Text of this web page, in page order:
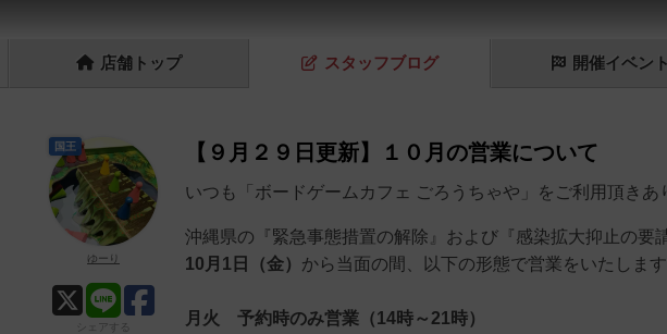
店舗 トップ スタッフブログ 開催イベント
【９月２９日更新】１０月の営業について
いつも「ボードゲームカフェ ごろうちゃや」をご利用頂きあ
沖縄県の『緊急事態措置の解除』および『感染拡大抑止の要
10月1日（金） から当面の間、以下の形態で営業をいたします
月火 予約時のみ営業（14時～21時）
国王
ゆーり
シェアする